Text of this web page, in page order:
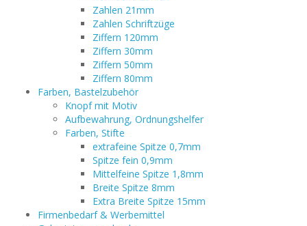
Zahlen 21mm
Zahlen Schriftzüge
Ziffern 120mm
Ziffern 30mm
Ziffern 50mm
Ziffern 80mm
Farben, Bastelzubehör
Knopf mit Motiv
Aufbewahrung, Ordnungshelfer
Farben, Stifte
extrafeine Spitze 0,7mm
Spitze fein 0,9mm
Mittelfeine Spitze 1,8mm
Breite Spitze 8mm
Extra Breite Spitze 15mm
Firmenbedarf & Werbemittel